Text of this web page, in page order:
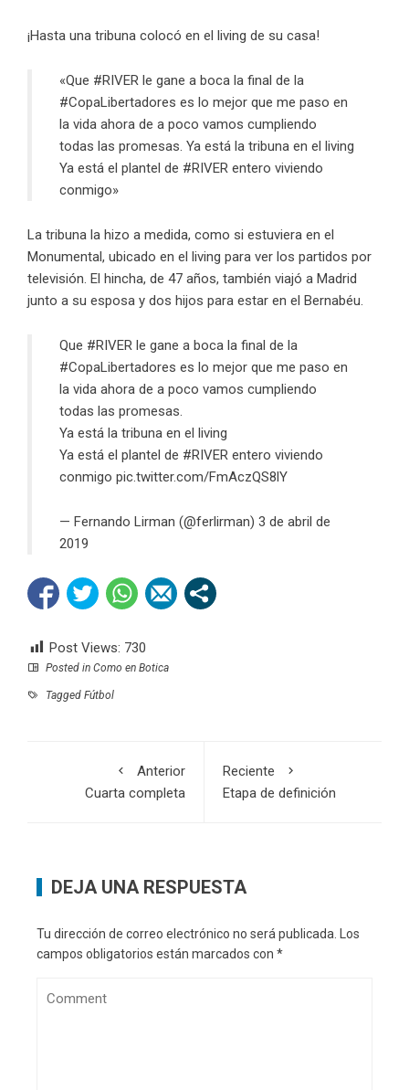
¡Hasta una tribuna colocó en el living de su casa!
«Que #RIVER le gane a boca la final de la
#CopaLibertadores es lo mejor que me paso en
la vida ahora de a poco vamos cumpliendo
todas las promesas. Ya está la tribuna en el living
Ya está el plantel de #RIVER entero viviendo
conmigo»
La tribuna la hizo a medida, como si estuviera en el
Monumental, ubicado en el living para ver los partidos por
televisión. El hincha, de 47 años, también viajó a Madrid
junto a su esposa y dos hijos para estar en el Bernabéu.
Que #RIVER le gane a boca la final de la
#CopaLibertadores es lo mejor que me paso en
la vida ahora de a poco vamos cumpliendo
todas las promesas.
Ya está la tribuna en el living
Ya está el plantel de #RIVER entero viviendo
conmigo pic.twitter.com/FmAczQS8lY
— Fernando Lirman (@ferlirman) 3 de abril de
2019
Post Views: 730
Posted in Como en Botica
Tagged Fútbol
Anterior
Cuarta completa
Reciente
Etapa de definición
DEJA UNA RESPUESTA
Tu dirección de correo electrónico no será publicada.
Los
campos obligatorios están marcados con *